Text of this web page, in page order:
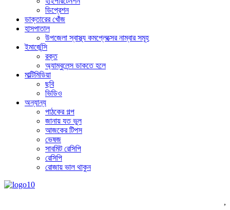
ডিপ্রেশন
ডাক্তারের খোঁজ
হাসপাতাল
উপজেলা স্বাস্থ্য কমপ্লেক্সের নাম্বার সমূহ
ইমার্জেন্সি
রক্ত
অ্যাম্বুলেন্স ডাকতে হলে
মাল্টিমিডিয়া
ছবি
ভিডিও
অন্যান্য
পাঠকের গল্প
জানায় যত ভুল
আজকের টিপস
ভেষজ
সাবমিট রেসিপি
রেসিপি
রোজায় ভাল থাকুন
,